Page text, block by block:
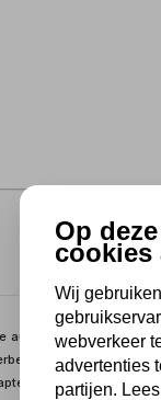
Veel meer dan
daalsysteem met
is omkeerbaar en
Op
cookies
Wij
webverkeer
advertenties
partijen.